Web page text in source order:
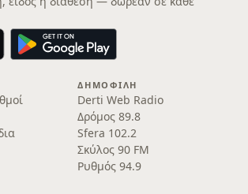
ΔΗΜΟΦΙΛΉ
Derti Web Radio
Δρόμος 89.8
Sfera 102.2
Σκύλος 90 FM
Ρυθμός 94.9